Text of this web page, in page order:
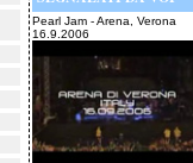
Pearl Jam - Arena, Verona
16.9.2006